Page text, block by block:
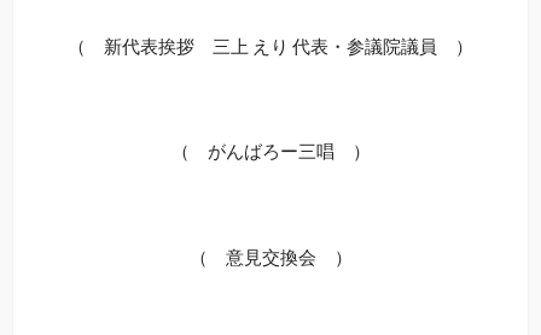
（ 新代表挨拶 三上 えり 代表・参議院議員 ）
（ がんばろー三唱 ）
（ 意見交換会 ）